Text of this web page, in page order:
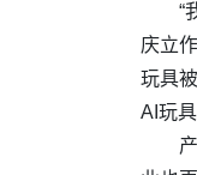
“
庆立
玩具
AI玩